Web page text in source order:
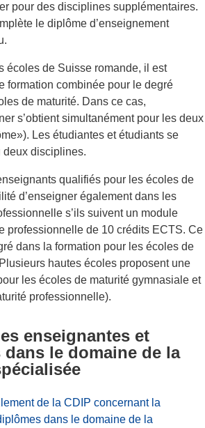
pour des disciplines supplémentaires.
le diplôme d’enseignement
écoles de Suisse romande, il est
formation combinée pour le degré
de maturité. Dans ce cas,
s’obtient simultanément pour les deux
Les étudiantes et étudiants se
deux disciplines.
qualifiés pour les écoles de
d’enseigner également dans les
s’ils suivent un module
professionnelle de 10 crédits ECTS. Ce
dans la formation pour les écoles de
hautes écoles proposent une
les écoles de maturité gymnasiale et
professionnelle).
enseignantes et
le domaine de la
de la CDIP concernant la
dans le domaine de la